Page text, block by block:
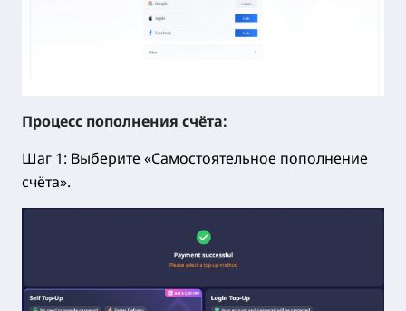
Процесс пополнения счёта:
Шаг 1: Выберите «Самостоятельное пополнение
счёта».